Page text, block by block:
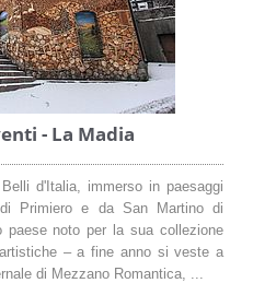
- La Madia
d'Italia, immerso in paesaggi
Primiero e da San Martino di
paese noto per la sua collezione
– a fine anno si veste a
di Mezzano Romantica, ...